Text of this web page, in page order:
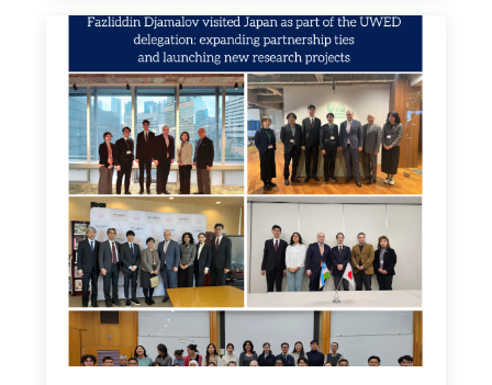
mavzusida ilmiy-amaliy davra suhbati bo‘lib o‘tdi.
Tadbirda yosh olimlar